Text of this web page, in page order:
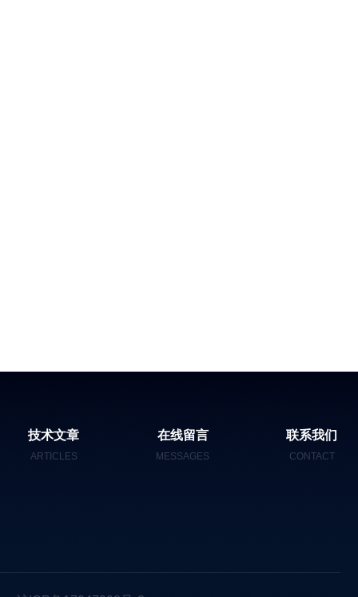
技术文章
ARTICLES
在线留言
MESSAGES
联系我们
CONTACT